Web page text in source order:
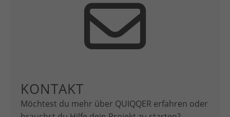
KONTAKT
Möchtest du mehr über QUIQQER erfahren oder